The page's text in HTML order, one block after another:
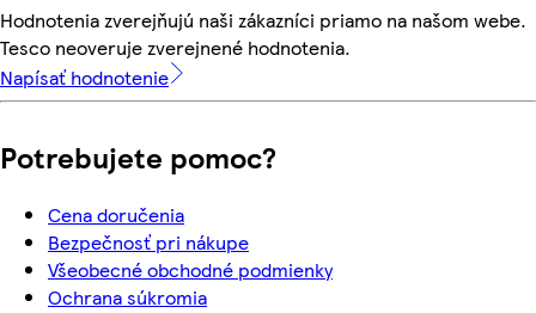
Hodnotenia zverejňujú naši zákazníci priamo na našom webe.
Tesco neoveruje zverejnené hodnotenia.
Napísať hodnotenie
Potrebujete pomoc?
Cena doručenia
Bezpečnosť pri nákupe
Všeobecné obchodné podmienky
Ochrana súkromia